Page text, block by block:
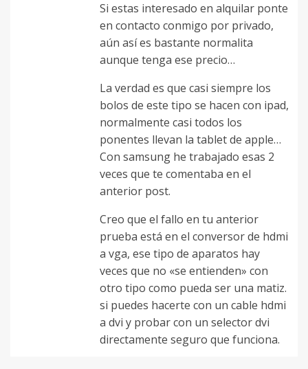
Si estas interesado en alquilar ponte
en contacto conmigo por privado,
aún así es bastante normalita
aunque tenga ese precio…
La verdad es que casi siempre los
bolos de este tipo se hacen con ipad,
normalmente casi todos los
ponentes llevan la tablet de apple…
Con samsung he trabajado esas 2
veces que te comentaba en el
anterior post.
Creo que el fallo en tu anterior
prueba está en el conversor de hdmi
a vga, ese tipo de aparatos hay
veces que no «se entienden» con
otro tipo como pueda ser una matiz.
si puedes hacerte con un cable hdmi
a dvi y probar con un selector dvi
directamente seguro que funciona.